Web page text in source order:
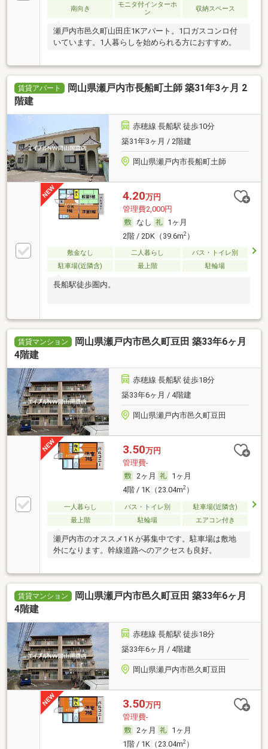
南向き
モニタ付インターホ
ン
収納スペース
瀬戸内市邑久町山田庄1Kアパート。1口ガスコンロ付
いています。1人暮らしを始められる方におすすめ。
賃貸アパート
岡山県瀬戸内市長船町土師 築31年3ヶ月 2
階建
赤穂線 長船駅 徒歩10分
築31年3ヶ月 / 2階建
岡山県瀬戸内市長船町土師
4.20万円
管理費2,000円
なし
1ヶ月
2階 / 2DK（39.6m2）
敷金なし 二人暮らし
バス・トイレ別
駐車場(近隣含)
最上階 駐輪場
長船駅徒歩圏内。
賃貸マンション
岡山県瀬戸内市邑久町豆田 築33年6ヶ月
4階建
赤穂線 長船駅 徒歩18分
築33年6ヶ月 / 4階建
岡山県瀬戸内市邑久町豆田
3.50万円
管理費-
2ヶ月
1ヶ月
4階 / 1K（23.04m2）
一人暮らし バス・トイレ別
駐車場(近隣含)
最上階
駐輪場 エアコン付き
瀬戸内市のオススメ1Ｋが募集中です。駐車場は敷地
外になります。幹線道路へのアクセスも良好。
賃貸マンション
岡山県瀬戸内市邑久町豆田 築33年6ヶ月
4階建
赤穂線 長船駅 徒歩18分
築33年6ヶ月 / 4階建
岡山県瀬戸内市邑久町豆田
3.50万円
管理費-
2ヶ月
1ヶ月
1階 / 1K（23.04m2）